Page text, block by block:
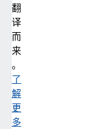
翻
译
而
来
。
了
解
更
多